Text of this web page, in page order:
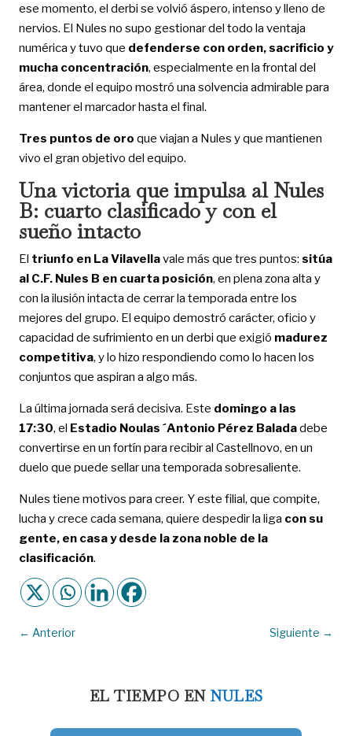
ese momento, el derbi se volvió áspero, intenso y lleno de
nervios. El Nules no supo gestionar del todo la ventaja
numérica y tuvo que defenderse con orden, sacrificio y
mucha concentración, especialmente en la frontal del
área, donde el equipo mostró una solvencia admirable para
mantener el marcador hasta el final.
Tres puntos de oro que viajan a Nules y que mantienen
vivo el gran objetivo del equipo.
Una victoria que impulsa al Nules
B: cuarto clasificado y con el
sueño intacto
El triunfo en La Vilavellavale más que tres puntos: sitúa
al C.F. Nules B en cuarta posición, en plena zona alta y
con la ilusión intacta de cerrar la temporada entre los
mejores del grupo. El equipo demostró carácter, oficio y
capacidad de sufrimiento en un derbi que exigió madurez
competitiva, y lo hizo respondiendo como lo hacen los
conjuntos que aspiran a algo más.
La última jornada será decisiva. Este domingo a las
17:30, el Estadio Noulas ´Antonio Pérez Baladadebe
convertirse en un fortín para recibir al Castellnovo, en un
duelo que puede sellar una temporada sobresaliente.
Nules tiene motivos para creer. Y este filial, que compite,
lucha y crece cada semana, quiere despedir la liga con su
gente, en casa y desde la zona noble de la
clasificación.
← Anterior Siguiente →
EL TIEMPO EN NULES